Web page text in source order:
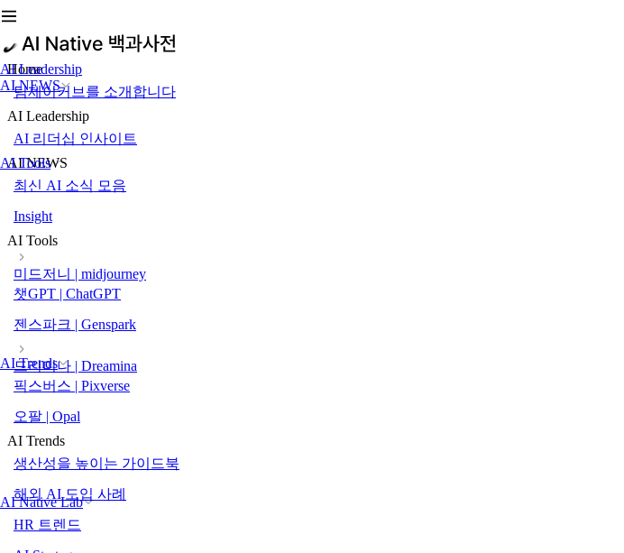
AI Leadership
AI NEWS
AI Tools
AI Trends
AI Native Lab
Home
팀제이커브를 소개합니다
AI Leadership
AI 리더십 인사이트
AI NEWS
최신 AI 소식 모음
Insight
AI Tools
미드저니 | midjourney
챗GPT | ChatGPT
젠스파크 | Genspark
드리미나 | Dreamina
픽스버스 | Pixverse
오팔 | Opal
AI Trends
생산성을 높이는 가이드북
해외 AI 도입 사례
HR 트렌드